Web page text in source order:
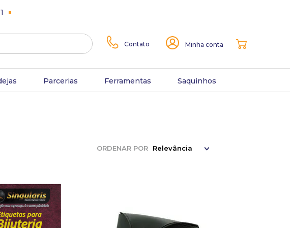
Contato Minha conta
Parcerias Ferramentas Saquinhos
ORDENAR POR Relevância